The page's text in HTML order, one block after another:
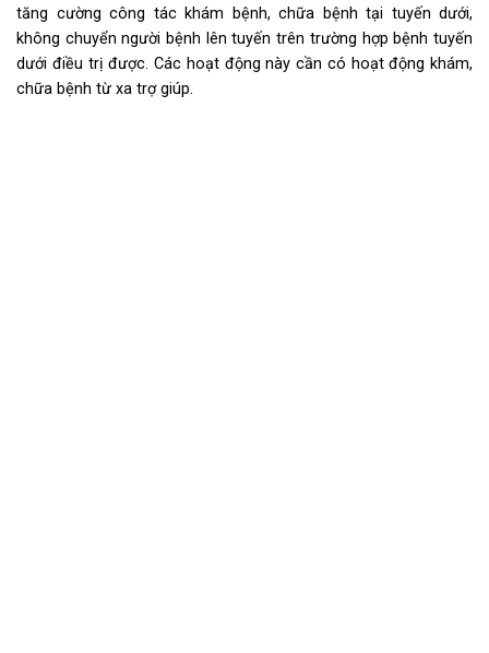
tăng cường công tác khám bệnh, chữa bệnh tại tuyến dưới,
không chuyển người bệnh lên tuyến trên trường hợp bệnh tuyến
dưới điều trị được. Các hoạt động này cần có hoạt động khám,
chữa bệnh từ xa trợ giúp.